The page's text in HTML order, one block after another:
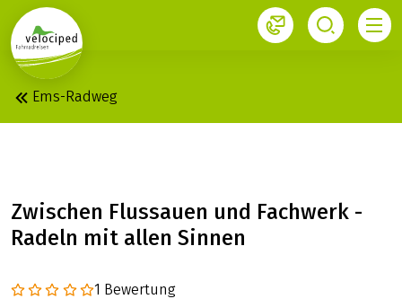
1
Ems-Radweg
Zwischen Flussauen und Fachwerk -
Radeln mit allen Sinnen
1 Bewertung